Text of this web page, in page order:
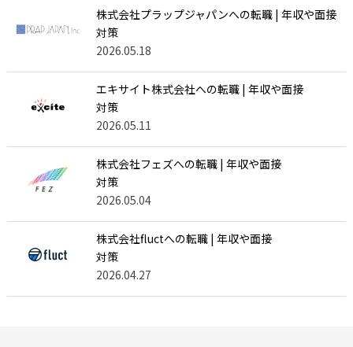
株式会社プラップジャパンへの転職 | 年収や面接
対策
2026.05.18
エキサイト株式会社への転職 | 年収や面接
対策
2026.05.11
株式会社フェズへの転職 | 年収や面接
対策
2026.05.04
株式会社fluctへの転職 | 年収や面接
対策
2026.04.27